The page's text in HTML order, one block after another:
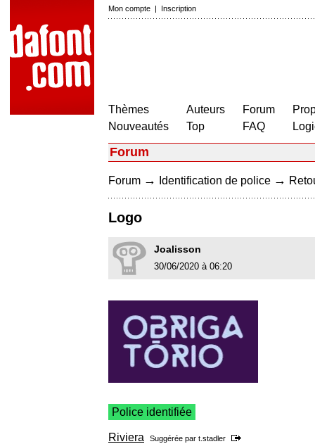
Mon compte | Inscription
Thèmes
Nouveautés
Auteurs
Top
Forum
FAQ
Forum
Forum → Identification de police →
Logo
Joalisson
30/06/2020 à 06:20
Police identifiée
Riviera Suggérée par t.stadler